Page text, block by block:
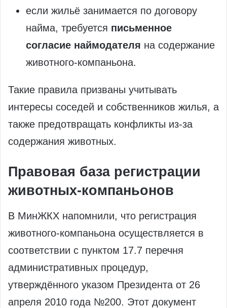
если жильё занимаетcя по договору
найма, требуется письменное
согласие наймодателя на содержание
животного-компаньона.
Такие правила призваны учитывать
интересы соседей и собственников жилья, а
также предотвращать конфликты из‑за
содержания животных.
Правовая база регистрации
животных-компаньонов
В МинЖКХ напомнили, что регистрация
животного-компаньона осуществляется в
соответствии с пунктом 17.7 перечня
административных процедур,
утверждённого указом Президента от 26
апреля 2010 года №200. Этот документ